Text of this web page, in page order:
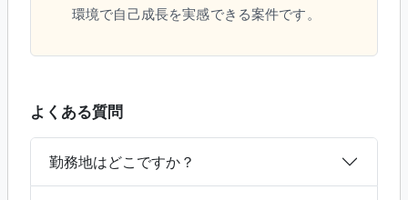
環境で自己成長を実感できる案件です。
よくある質問
勤務地はどこですか？